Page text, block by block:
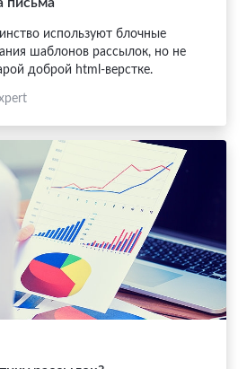
используют блочные
шаблонов рассылок, но не
доброй html-верстке.